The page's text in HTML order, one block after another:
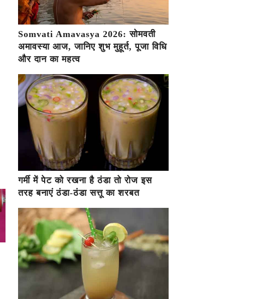
Somvati Amavasya 2026: सोमवती
अमावस्या आज, जानिए शुभ मुहूर्त, पूजा विधि
और दान का महत्व
गर्मी में पेट को रखना है ठंडा तो रोज इस
तरह बनाएं ठंडा-ठंडा सत्तू का शरबत